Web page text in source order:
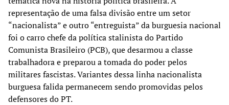
representação de uma falsa divisão entre um setor
“nacionalista” e outro “entreguista” da burguesia nacional
foi o carro chefe da política stalinista do Partido
Comunista Brasileiro (PCB), que desarmou a classe
trabalhadora e preparou a tomada do poder pelos
militares fascistas. Variantes dessa linha nacionalista
burguesa falida permanecem sendo promovidas pelos
defensores do PT.